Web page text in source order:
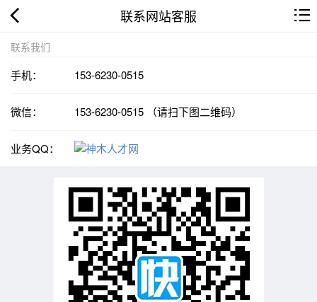
联系网站客服
联系我们
手机： 153-6230-0515
微信： 153-6230-0515 （请扫下图二维码）
业务QQ：